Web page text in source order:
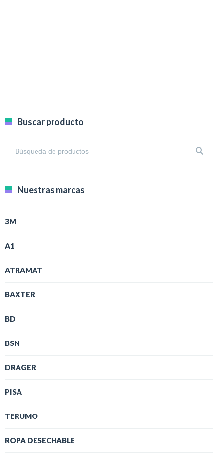
Buscar producto
Nuestras marcas
3M
A1
ATRAMAT
BAXTER
BD
BSN
DRAGER
PISA
TERUMO
ROPA DESECHABLE